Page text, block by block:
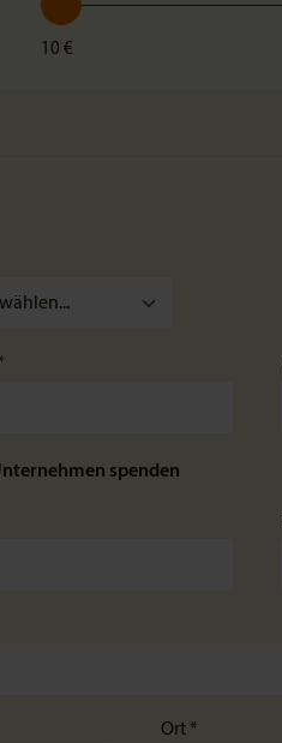
10 €
spenden
Ort *